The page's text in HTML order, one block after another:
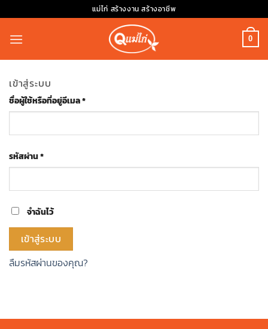
to
content
แม่ไก่ สร้างงาน สร้างอาชีพ
0
เข้าสู่ระบบ
ชื่อผู้ใช้หรือที่อยู่อีเมล*
รหัสผ่าน*
จำฉันไว้
เข้าสู่ระบบ
ลืมรหัสผ่านของคุณ?